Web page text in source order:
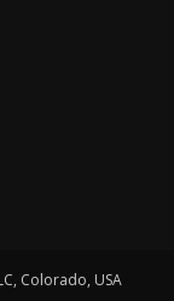
Colorado, USA